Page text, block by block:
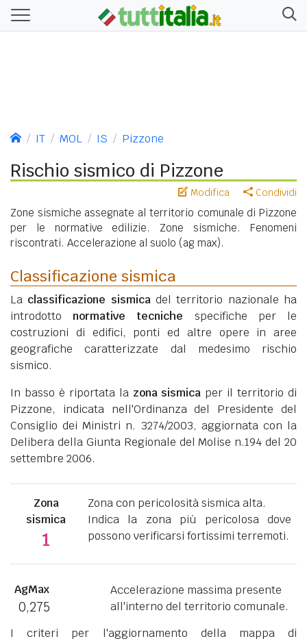
IT MOL IS Pizzone
Rischio sismico di Pizzone
Modifica Condividi
Zone sismiche assegnate al territorio comunale di Pizzone
per le normative edilizie. Zone sismiche. Fenomeni
riscontrati. Accelerazione al suolo (ag max).
Classificazione sismica
La classificazione sismicadel territorio nazionale ha
introdotto normative tecniche specifiche per le
costruzioni di edifici, ponti ed altre opere in aree
geografiche caratterizzate dal medesimo rischio
sismico.
In basso è riportata la zona sismica per il territorio di
Pizzone, indicata nell'Ordinanza del Presidente del
Consiglio dei Ministri n. 3274/2003, aggiornata con la
Delibera della Giunta Regionale del Molise n.194 del 20
settembre 2006.
Zona
sismica
1
Zona con pericolosità sismica alta.
Indica la zona più pericolosa dove
possono verificarsi fortissimi terremoti.
AgMax
0,275
Accelerazione massima presente
all'interno del territorio comunale.
I criteri per l'aggiornamento della mappa di